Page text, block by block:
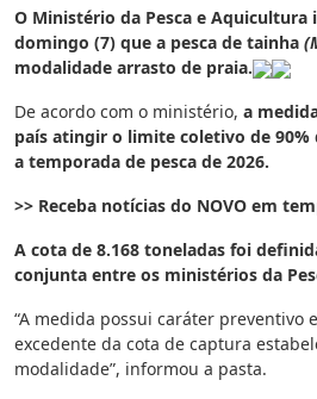
O Ministério da Pesca e Aquicultura
domingo (7) que a pesca de tainha
modalidade arrasto de praia.
De acordo com o ministério, a
país atingir o limite coletivo de 90%
a temporada de pesca de 2026.
>> Receba notícias do NOVO em
A cota de 8.168 toneladas foi
conjunta entre os ministérios da
“A medida possui caráter preventivo
excedente da cota de captura
modalidade”, informou a pasta.